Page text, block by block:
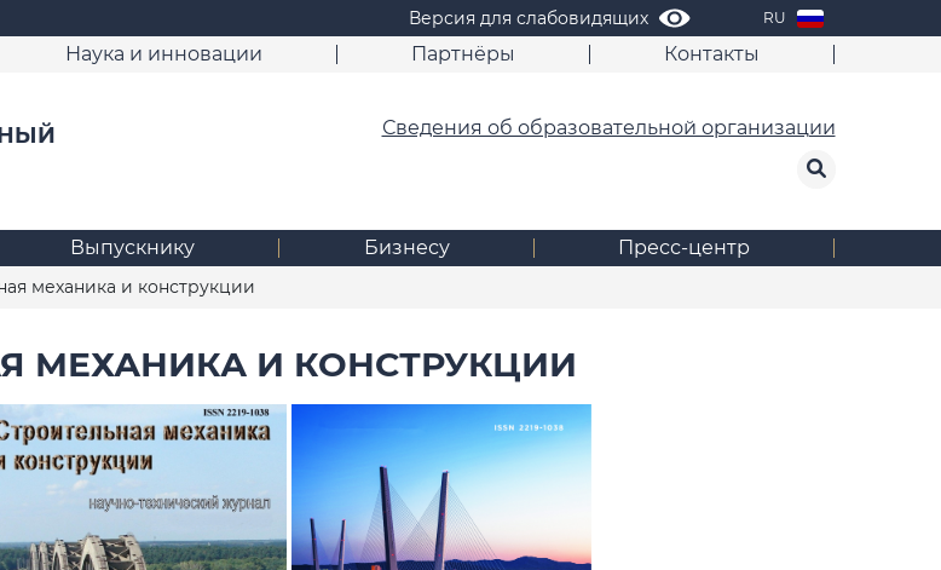
Версия для слабовидящих RU
Наука и инновации Партнёры Контакты
Сведения об образовательной организации
Выпускнику Бизнесу Пресс-центр
механика и конструкции
МЕХАНИКА И КОНСТРУКЦИИ